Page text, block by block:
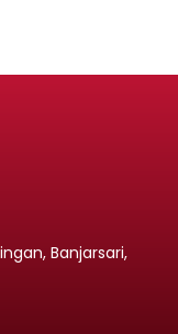
Banjarsari,